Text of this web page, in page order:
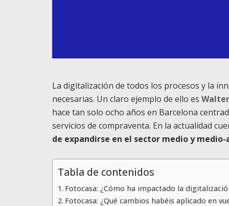
La digitalización de todos los procesos y la
necesarias. Un claro ejemplo de ello es
hace tan solo ocho años en Barcelona
servicios de compraventa. En la actualidad
de expandirse en el sector medio y
Tabla de contenidos
Fotocasa: ¿Cómo ha impactado la
Fotocasa: ¿Qué cambios habéis aplicado en